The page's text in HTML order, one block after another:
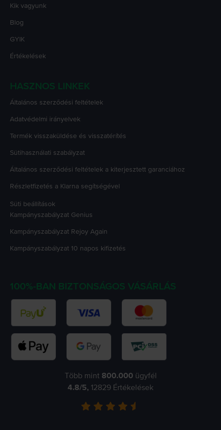
Kik vagyunk
Blog
GYIK
Értékelések
HASZNOS LINKEK
Általános szerződési feltételek
Adatvédelmi irányelvek
Termék visszaküldése és visszatérítés
Sütihasználati szabályzat
Általános szerződési feltételek a kiterjesztett garanciához
Részletfizetés a Klarna segítségével
Süti beállítások
Kampányszabályzat Genius
Kampányszabályzat Rejoy Again
Kampányszabályzat 10 napos kifizetés
100%-BAN BIZTONSÁGOS VÁSÁRLÁS
Több mint 800.000 ügyfél
4.8/5, 12829 Értékelések